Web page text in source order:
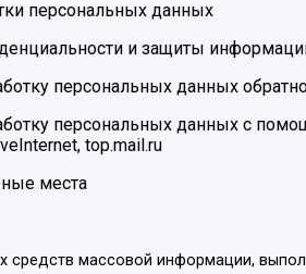
персональных данных
и защиты
персональных данных
персональных данных с
top.mail.ru
места
средств массовой информации,